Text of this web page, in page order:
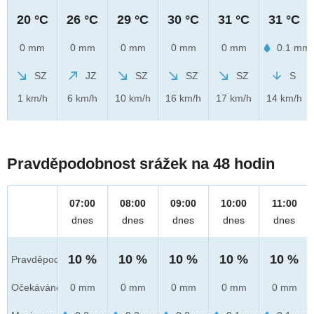
20 °C
0 mm
SZ
1 km/h
26 °C
0 mm
JZ
6 km/h
29 °C
0 mm
SZ
10 km/h
30 °C
0 mm
SZ
16 km/h
31 °C
0 mm
SZ
17 km/h
31 °C
0.1 mm
S
14 km/h
Pravděpodobnost srážek na 48 hodin
Pravděpod.
Očekáváno
07:00
dnes
10 %
0 mm
08:00
dnes
10 %
0 mm
09:00
dnes
10 %
0 mm
10:00
dnes
10 %
0 mm
11:00
dnes
10 %
0 mm